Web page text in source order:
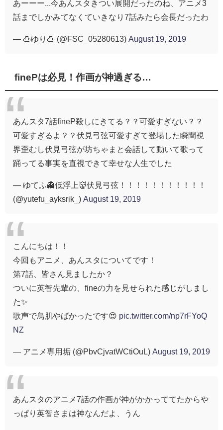
あーーー...今あんスタきつい展開だったのね、アニメ3
話までしかみてなくていきなり7話みたら会長だったわ
— 🍮ゆり🍮 (@FSC_05280613) August 19, 2019
finePは必見！作画が神過ぎる…
あんスタ7話fineP殺しにきてる？？可愛すぎない？？
可愛すぎるよ？？伏見弓弦可愛すぎて登場した瞬間視
界歪むし伏見弓弦が坊ちゃまと会話して動いて歌って
踊ってる事実を直視できて幸せな人生でした
— ゆてふ👻低浮上👹伏見弓弦！！！！！！！！！！！
(@yutefu_ayksrik_) August 19, 2019
こんにちは！！
今回もアニメ、あんスタについてです！
第7話、皆さん見ましたか？
ついに英智先輩の、fineの力を見せられた感じがしまし
た✨
歌声で鳥肌やばかったです😍 pic.twitter.com/np7rFYoQ
NZ
— アニメ専用垢 (@PbvCjvatWCtiOuL) August 19, 2019
あんスタのアニメ7話の作画が神がかかっててたからや
っぱり英智さまは神なんだよ、うん